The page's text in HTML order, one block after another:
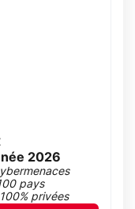
2026
pays
privées